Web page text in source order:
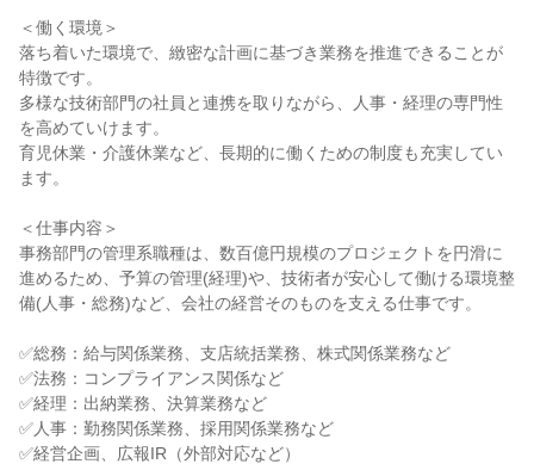
＜働く環境＞
落ち着いた環境で、緻密な計画に基づき業務を推進できることが
特徴です。
多様な技術部門の社員と連携を取りながら、人事・経理の専門性
を高めていけます。
育児休業・介護休業など、長期的に働くための制度も充実してい
ます。
＜仕事内容＞
事務部門の管理系職種は、数百億円規模のプロジェクトを円滑に
進めるため、予算の管理(経理)や、技術者が安心して働ける環境整
備(人事・総務)など、会社の経営そのものを支える仕事です。
✅総務：給与関係業務、支店統括業務、株式関係業務など
✅法務：コンプライアンス関係など
✅経理：出納業務、決算業務など
✅人事：勤務関係業務、採用関係業務など
✅経営企画、広報IR（外部対応など）